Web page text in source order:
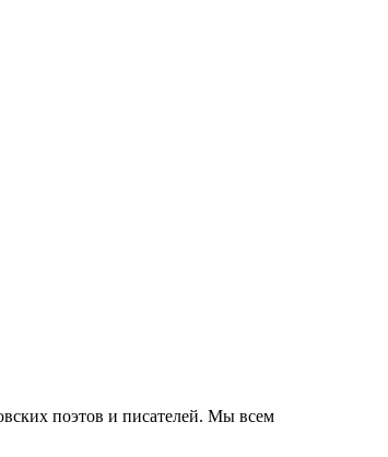
поэтов и писателей. Мы всем